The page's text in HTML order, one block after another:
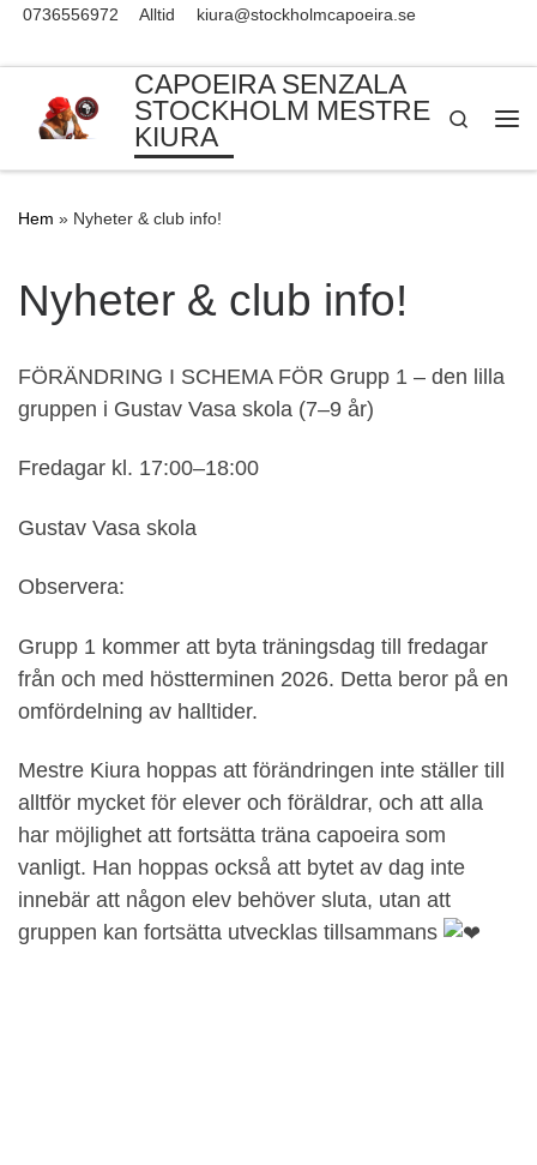
0736556972 Alltid kiura@stockholmcapoeira.se
CAPOEIRA SENZALA
STOCKHOLM MESTRE
KIURA
Search
Hem » Nyheter & club info!
Nyheter & club info!
FÖRÄNDRING I SCHEMA FÖR Grupp 1 – den lilla
gruppen i Gustav Vasa skola (7–9 år)
Fredagar kl. 17:00–18:00
Gustav Vasa skola
Observera:
Grupp 1 kommer att byta träningsdag till fredagar
från och med höstterminen 2026. Detta beror på en
omfördelning av halltider.
Mestre Kiura hoppas att förändringen inte ställer till
alltför mycket för elever och föräldrar, och att alla
har möjlighet att fortsätta träna capoeira som
vanligt. Han hoppas också att bytet av dag inte
innebär att någon elev behöver sluta, utan att
gruppen kan fortsätta utvecklas tillsammans